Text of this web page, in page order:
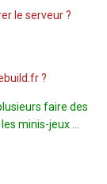
le serveur ?
?
faire des
minis-jeux ...